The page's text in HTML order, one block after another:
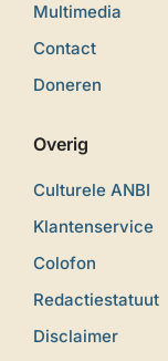
Multimedia
Contact
Doneren
Overig
Culturele ANBI
Klantenservice
Colofon
Redactiestatuut
Disclaimer